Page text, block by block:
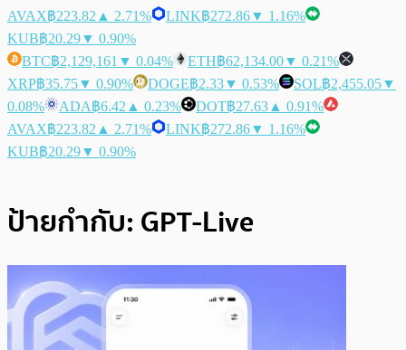
AVAX฿223.82 ▲ 2.71% LINK฿272.86▼ 1.16%
KUB฿20.29▼ 0.90%
BTC฿2,129,161 ▼ 0.04% ETH฿62,134.00▼ 0.21%
XRP฿35.75▼ 0.90% DOGE฿2.33▼ 0.53% SOL฿2,455.05▼
0.08%
ADA฿6.42 ▲ 0.23% DOT฿27.63 ▲ 0.91%
AVAX฿223.82 ▲ 2.71% LINK฿272.86▼ 1.16%
KUB฿20.29▼ 0.90%
ป้ายกำกับ: GPT-Live